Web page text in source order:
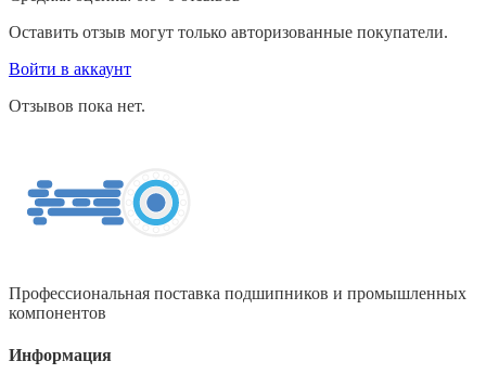
Оставить отзыв могут только авторизованные покупатели.
Войти в аккаунт
Отзывов пока нет.
Профессиональная поставка подшипников и промышленных
компонентов
Информация